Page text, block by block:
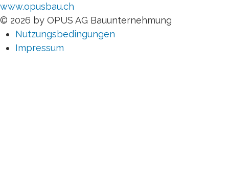
www.opusbau.ch
© 2026 by OPUS AG Bauunternehmung
Nutzungsbedingungen
Impressum